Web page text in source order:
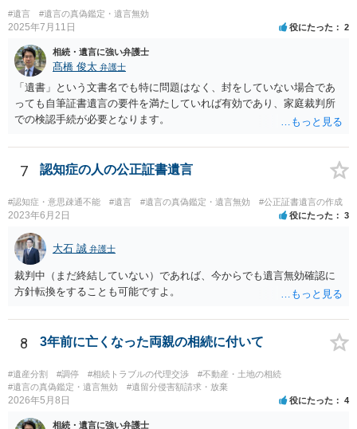
#遺言 #遺言の真偽鑑定・遺言無効
2025年7月11日 役にたった 2
相続・遺言に強い弁護士
髙橋 俊太 弁護士
「遺書」という文書名でも特に問題はなく、封をしていない場合であ
っても自筆証書遺言の要件を満たしていれば有効であり、家庭裁判所
での検認手続が必要となります。
7 認知症の人の公正証書遺言
#認知症・意思疎通不能 #遺言 #遺言の真偽鑑定・遺言無効 #公正証書遺言の作成
2023年6月2日 役にたった 3
大石 誠 弁護士
裁判中（まだ終結していない）であれば、今からでも遺言無効確認に
方針転換をすることも可能ですよ。
8 3年前に亡くなった両親の相続に付いて
#遺産分割 #調停 #相続トラブルの代理交渉
#不動産・土地の相続
#遺言の真偽鑑定・遺言無効
#遺留分侵害額請求・放棄
2026年5月8日 役にたった 4
相続・遺言に強い弁護士